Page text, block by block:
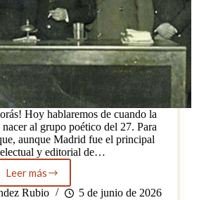
Hoy hablaremos de cuando la
al grupo poético del 27. Para
aunque Madrid fue el principal
y editorial de…
Leer más
La
huella
Rubio 5 de junio de 2026